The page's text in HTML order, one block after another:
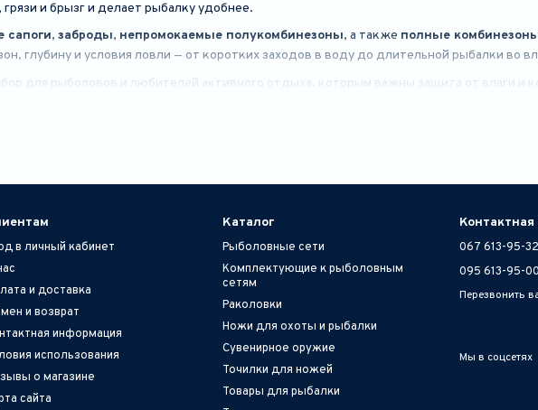
и брызг и делает рыбалку удобнее.
сапоги, заброды, непромокаемые полукомбинезоны, а также полные
глубину и условия ловли — от коротких заходов в воду до длительной рыбалки во
для рыболовов и любителей активного отдыха, которым важны защита от влаги и
в личный кабинет
и доставка
и возврат
информация
использования
о магазине
сайта
Каталог
Рыболовные сети
Комплектующие к рыболовным
сетям
Раколовки
Ножи для охоты и рыбалки
Сувенирное оружие
Точилки для ножей
Товары для рыбалки
067 613-95-32
095 613-95-00
Перезвонить
Мы в соцсетях